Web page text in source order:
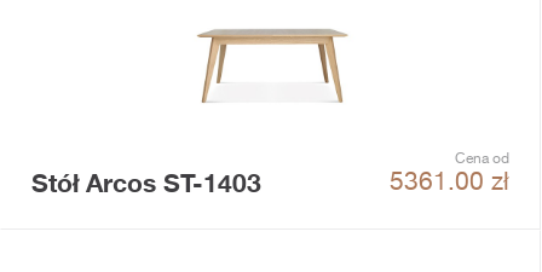
Stół Arcos ST-1403
Cena od
5361.00 zł